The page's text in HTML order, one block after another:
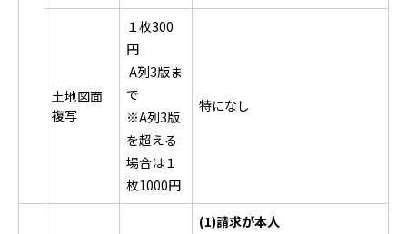
土地図面
複写
１枚300
円
A列3版ま
で
※A列3版
を超える
場合は１
枚1000円
特になし
(1)請求が本人